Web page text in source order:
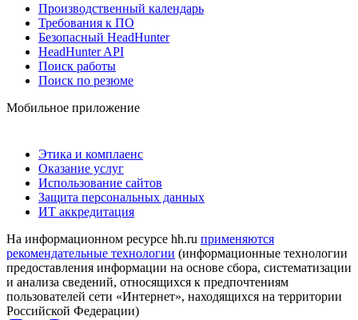
Производственный календарь
Требования к ПО
Безопасный HeadHunter
HeadHunter API
Поиск работы
Поиск по резюме
Мобильное приложение
Этика и комплаенс
Оказание услуг
Использование сайтов
Защита персональных данных
ИТ аккредитация
На информационном ресурсе hh.ru применяются
рекомендательные технологии (информационные технологии
предоставления информации на основе сбора, систематизации
и анализа сведений, относящихся к предпочтениям
пользователей сети «Интернет», находящихся на территории
Российской Федерации)